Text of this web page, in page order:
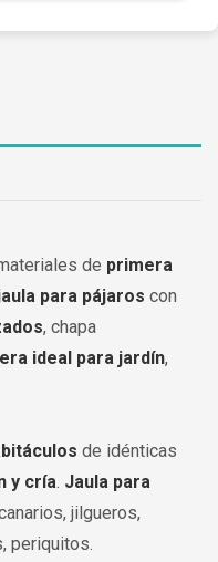
de primera
para pájaros con
, chapa
ideal para jardín,
de idénticas
y cría Jaula para
jilgueros,
periquitos.